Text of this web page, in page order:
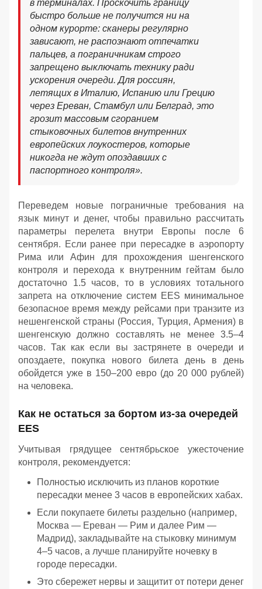
в терминалах. Проскочить границу
быстро больше не получится ни на
одном курорте: сканеры регулярно
зависают, не распознают отпечатки
пальцев, а пограничникам строго
запрещено выключать технику ради
ускорения очереди. Для россиян,
летящих в Италию, Испанию или Грецию
через Ереван, Стамбул или Белград, это
грозит массовым сгоранием
стыковочных билетов внутренних
европейских лоукостеров, которые
никогда не ждут опоздавших с
паспортного контроля».
Переведем новые пограничные требования на
язык минут и денег, чтобы правильно рассчитать
параметры перелета внутри Европы после 6
сентября. Если ранее при пересадке в аэропорту
Рима или Афин для прохождения шенгенского
контроля и перехода к внутренним гейтам было
достаточно 1.5 часов, то в условиях тотального
запрета на отключение систем EES минимальное
безопасное время между рейсами при транзите из
нешенгенской страны (Россия, Турция, Армения) в
шенгенскую должно составлять не менее 3.5–4
часов. Так как если вы застрянете в очереди и
опоздаете, покупка нового билета день в день
обойдется уже в 150–200 евро (до 20 000 рублей)
на человека.
Как не остаться за бортом из-за очередей
EES
Учитывая грядущее сентябрьское ужесточение
контроля, рекомендуется:
Полностью исключить из планов короткие
пересадки менее 3 часов в европейских хабах.
Если покупаете билеты раздельно (например,
Москва — Ереван — Рим и далее Рим —
Мадрид), закладывайте на стыковку минимум
4–5 часов, а лучше планируйте ночевку в
городе пересадки.
Это сбережет нервы и защитит от потери денег